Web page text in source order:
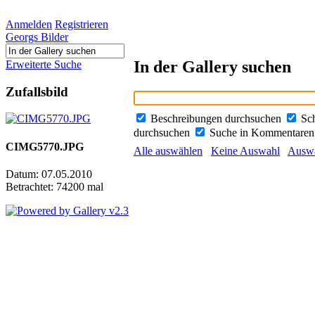
Anmelden Registrieren
Georgs Bilder
Erweiterte Suche
Zufallsbild
CIMG5770.JPG
Datum: 07.05.2010
Betrachtet: 74200 mal
In der Gallery suchen
Beschreibungen durchsuchen
durchsuchen
Suche in
Alle auswählen
Keine Auswahl